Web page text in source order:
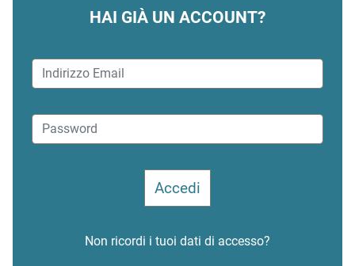
HAI GIÀ UN ACCOUNT?
Non ricordi i tuoi dati di accesso?